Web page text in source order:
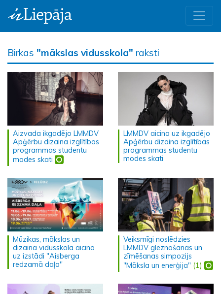
Birkas "mākslas vidusskola" raksti
Aizvada ikgadējo LMMDV
Apģērbu dizaina izglītības
programmas studentu
modes skati
LMMDV aicina uz ikgadējo
Apģērbu dizaina izglītības
programmas studentu
modes skati
Mūzikas, mākslas un
dizaina vidusskola aicina
uz izstādi "Aisberga
redzamā daļa"
Veiksmīgi noslēdzies
LMMDV gleznošanas un
zīmēšanas simpozijs
"Māksla un enerģija" (1)